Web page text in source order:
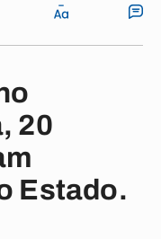
20
Estado.